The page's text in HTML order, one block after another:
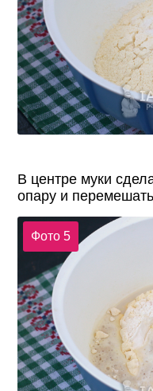
В центре муки
опару и
Фото 5